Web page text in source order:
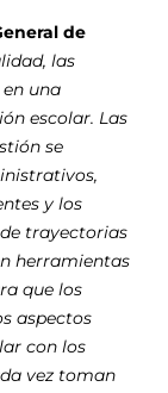
de
las
una
escolar. Las
se
y los
trayectorias
herramientas
que los
aspectos
con los
vez toman